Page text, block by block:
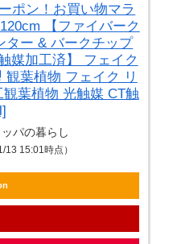
ポン！お買い物マラ
【ファイバーク
ター & バークチップ
媒加工済】 フェイク
観葉植物 フェイク リ
葉植物 光触媒 CT触
パの暮らし
13 15:01時点）